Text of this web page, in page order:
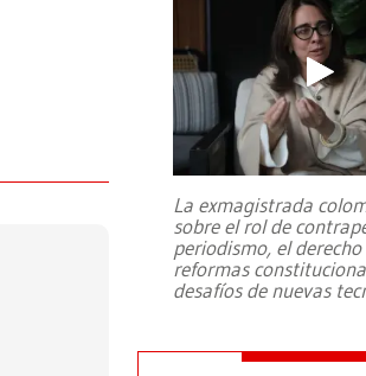
La exmagistrada
sobre el rol de
periodismo, el
reformas
desafíos de nuevas